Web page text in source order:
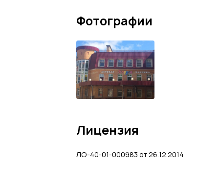
Фотографии
Лицензия
ЛО-40-01-000983 от 26.12.2014